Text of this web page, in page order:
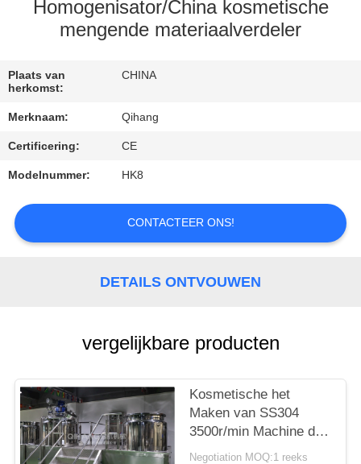
VERZOEK
OM
CITAAT
NIEUWS
Homogenisator/China kosmetische
mengende materiaalverdeler
Plaats van
herkomst:
CHINA
Merknaam: Qihang
Certificering: CE
Modelnummer: HK8
CONTACTEER ONS!
DETAILS ONTVOUWEN
vergelijkbare producten
Kosmetische het
Maken van SS304
3500r/min Machine die
Homogenisator
Negotiation MOQ:1 reeks